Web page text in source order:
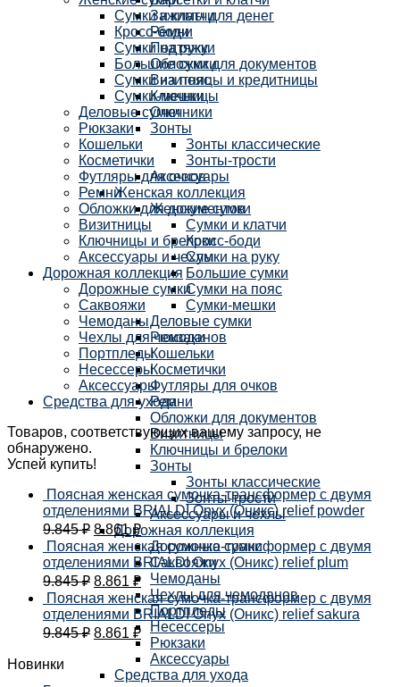
Зажимы для денег
Ремни
Подтяжки
Обложки для документов
Визитницы и кредитницы
Ключницы
Очечники
Зонты
Зонты классические
Зонты-трости
Аксессуары
Женская коллекция
Женские сумки
Сумки и клатчи
Кросс-боди
Сумки на руку
Большие сумки
Сумки на пояс
Сумки-мешки
Деловые сумки
Рюкзаки
Кошельки
Косметички
Футляры для очков
Ремни
Обложки для документов
Визитницы
Ключницы и брелоки
Зонты
Зонты классические
Зонты-трости
Аксессуары и чехлы
Дорожная коллекция
Дорожные сумки
Саквояжи
Чемоданы
Чехлы для чемоданов
Портпледы
Несессеры
Рюкзаки
Аксессуары
Средства для ухода
Сумки и клатчи
Кросс-боди
Сумки на руку
Большие сумки
Сумки на пояс
Сумки-мешки
Деловые сумки
Рюкзаки
Кошельки
Косметички
Футляры для очков
Ремни
Обложки для документов
Визитницы
Ключницы и брелоки
Аксессуары и чехлы
Дорожная коллекция
Дорожные сумки
Саквояжи
Чемоданы
Чехлы для чемоданов
Портпледы
Несессеры
Аксессуары
Средства для ухода
Товаров, соответствующих вашему запросу, не
обнаружено.
Успей купить!
Поясная женская сумочка-трансформер с двумя
отделениями BRIALDI Onyx (Оникс) relief powder
9.845₽ 8.861₽
Поясная женская сумочка-трансформер с двумя
отделениями BRIALDI Onyx (Оникс) relief plum
9.845₽ 8.861 ₽
Поясная женская сумочка-трансформер с двумя
отделениями BRIALDI Onyx (Оникс) relief sakura
9.845₽ 8.861 ₽
Новинки